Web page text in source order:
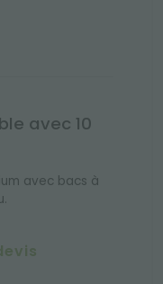
avec 10
avec bacs à